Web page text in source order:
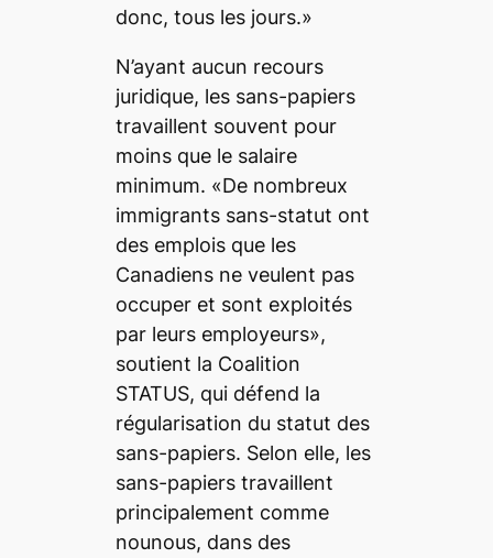
donc, tous les jours.»
N’ayant aucun recours
juridique, les sans-papiers
travaillent souvent pour
moins que le salaire
minimum. «De nombreux
immigrants sans-statut ont
des emplois que les
Canadiens ne veulent pas
occuper et sont exploités
par leurs employeurs»,
soutient la Coalition
STATUS, qui défend la
régularisation du statut des
sans-papiers. Selon elle, les
sans-papiers travaillent
principalement comme
nounous, dans des